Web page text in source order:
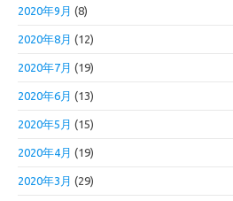
2020年9月 (8)
2020年8月 (12)
2020年7月 (19)
2020年6月 (13)
2020年5月 (15)
2020年4月 (19)
2020年3月 (29)